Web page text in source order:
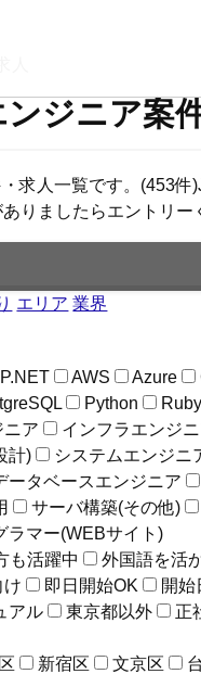
人
ジニア案
求人一覧です。(453
りましたらエントリー
エリア 業界
AWS Azure
Python Ruby
ニア
インフラエンジ
計)
システムエンジニ
ータベースエンジニア
サーバ構築(その他)
ラマー(WEBサイト)
も活躍中 外国語を活
け 即日開始OK 開始
アル 東京都以外 正
新宿区 文京区